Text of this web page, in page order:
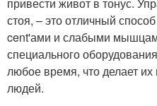
стоя, – это отличный
cent'ами и слабыми
специального
любое время, что делает
людей.